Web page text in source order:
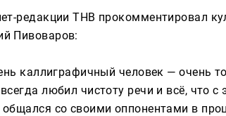
редакции ТНВ прокомментировал
Пивоваров:
каллиграфичный человек — очень
любил чистоту речи и всё, что с
со своими оппонентами в